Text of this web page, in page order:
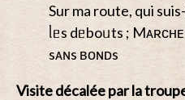
Sur ma route, qui suis-
ᥣᥱs dᥱboᥙts ;
sᴀɴs ʙᴏɴᴅs
Visite décaléepar la